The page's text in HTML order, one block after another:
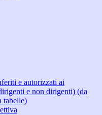
e autorizzati ai
e non dirigenti) (da
tabelle)